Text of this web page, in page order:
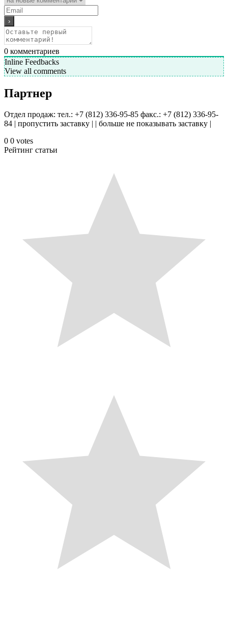
0 комментариев
Inline Feedbacks
View all comments
Партнер
Отдел продаж: тел.: +7 (812) 336-95-85 факс.: +7 (812) 336-95-
84 | пропустить заставку | | больше не показывать заставку |
0 0 votes
Рейтинг статьи